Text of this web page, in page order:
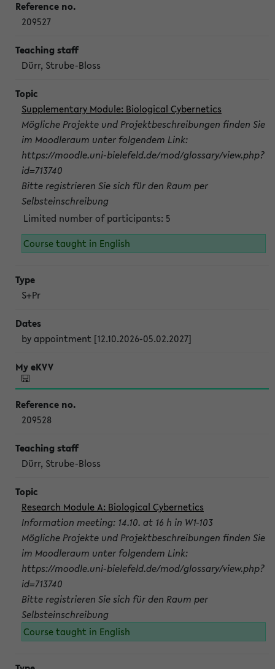
209527
Dürr, Strube-Bloss
Supplementary Module: Biological Cybernetics
Mögliche Projekte und Projektbeschreibungen finden Sie
im Moodleraum unter folgendem Link:
https://moodle.uni-bielefeld.de/mod/glossary/view.php?
id=713740
Bitte registrieren Sie sich für den Raum per
Selbsteinschreibung
Limited number of participants: 5
Course taught in English
S+Pr
by appointment [12.10.2026-05.02.2027]
209528
Dürr, Strube-Bloss
Research Module A: Biological Cybernetics
Information meeting: 14.10. at 16 h in W1-103
Mögliche Projekte und Projektbeschreibungen finden Sie
im Moodleraum unter folgendem Link:
https://moodle.uni-bielefeld.de/mod/glossary/view.php?
id=713740
Bitte registrieren Sie sich für den Raum per
Selbsteinschreibung
Course taught in English